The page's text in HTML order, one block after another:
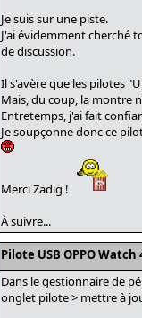
Je suis sur une piste.
J'ai évidemment cherché
de discussion.
Il s'avère que les pilotes
Mais, du coup, la montre
Entretemps, j'ai fait
Je soupçonne donc ce
Merci Zadig !
À suivre...
Pilote USB OPPO
Dans le gestionnaire de
onglet pilote > mettre à